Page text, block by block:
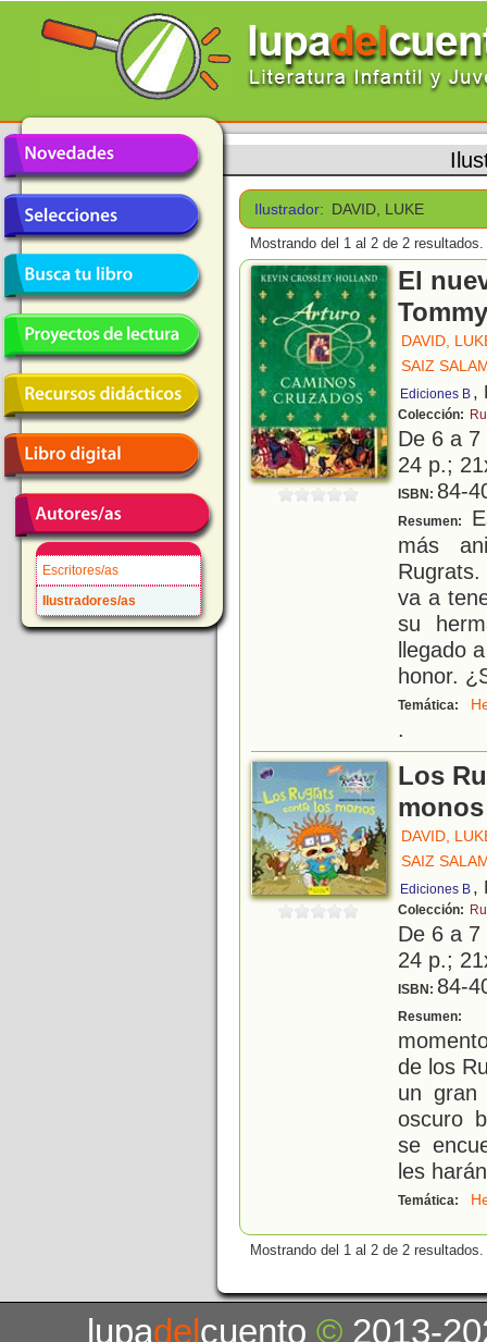
Escritores/as
Ilustradores/as
Ilustrador: DAVID, LUKE
Mostrando del 1 al 2 de 2 resultados.
El
Tommy
DAVID,
SAIZ
Ediciones B ,
Colección:
De 6 a
24 p.;
ISBN: 84-
Resumen:
más
va a
su
llegado
honor.
Temática:
.
Los
monos
DAVID,
SAIZ
Ediciones B ,
Colección:
De 6 a
24 p.;
ISBN: 84-
Resumen:
de los
un gran
oscuro
se
les
Temática:
Mostrando del 1 al 2 de 2 resultados.
lupadelcuento© 2013-